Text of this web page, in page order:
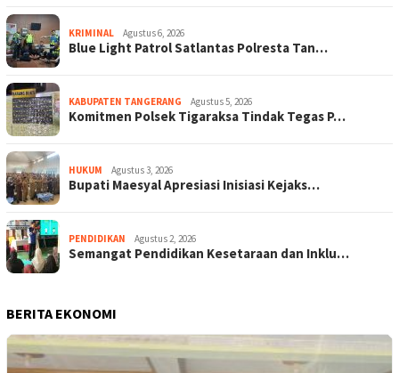
KRIMINAL Agustus 6, 2026
Blue Light Patrol Satlantas Polresta Tan…
KABUPATEN TANGERANG Agustus 5, 2026
Komitmen Polsek Tigaraksa Tindak Tegas P…
HUKUM Agustus 3, 2026
Bupati Maesyal Apresiasi Inisiasi Kejaks…
PENDIDIKAN Agustus 2, 2026
Semangat Pendidikan Kesetaraan dan Inklu…
BERITA EKONOMI